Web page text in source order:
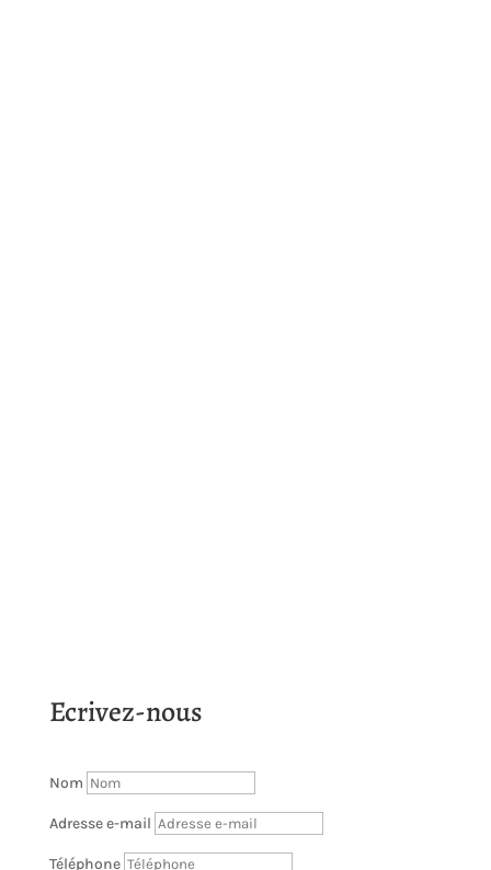
Ecrivez-nous
Nom
Adresse e-mail
Téléphone